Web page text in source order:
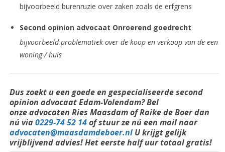
bijvoorbeeld burenruzie over zaken zoals de erfgrens
Second opinion advocaat Onroerend goedrecht
bijvoorbeeld problematiek over de koop en verkoop van de een
woning / huis
Dus zoekt u een goede en gespecialiseerdesecond
opinion advocaat Edam-Volendam? Bel
onze advocaten Ries Maasdam of Raike de Boer dan
nú via0229-74 52 14of stuur ze nú een mail naar
advocaten@maasdamdeboer.nl U krijgt gelijk
vrijblijvend advies! Het eerste half uur totaal gratis!